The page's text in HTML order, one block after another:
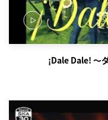
¡Dale Dale! ～